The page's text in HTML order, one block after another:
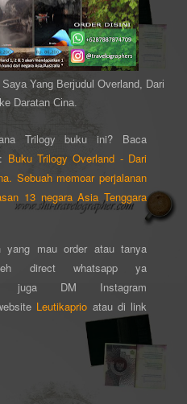
Saya Yang Berjudul Overland, Dari
Daratan Cina.
Trilogy buku ini? Baca
Buku Trilogy Overland - Dari
Sebuah memoar perjalanan
13 negara Asia Tenggara
yang mau order atau tanya
direct whatsapp ya
juga DM Instagram
Leutikaprio atau di link